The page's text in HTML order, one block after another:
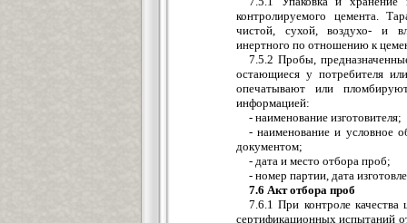
контролируемого цемента.
чистой, сухой, воздухо- и
инертного по отношению к
7.5.2 Пробы,
остающиеся у потребителя
опечатывают или
информацией:
- наименование изготовителя;
- наименование и условное
документом;
- дата и место отбора проб;
- номер партии, дата
7.6 Акт отбора проб
7.6.1 При контроле качества
сертификационных испытаний